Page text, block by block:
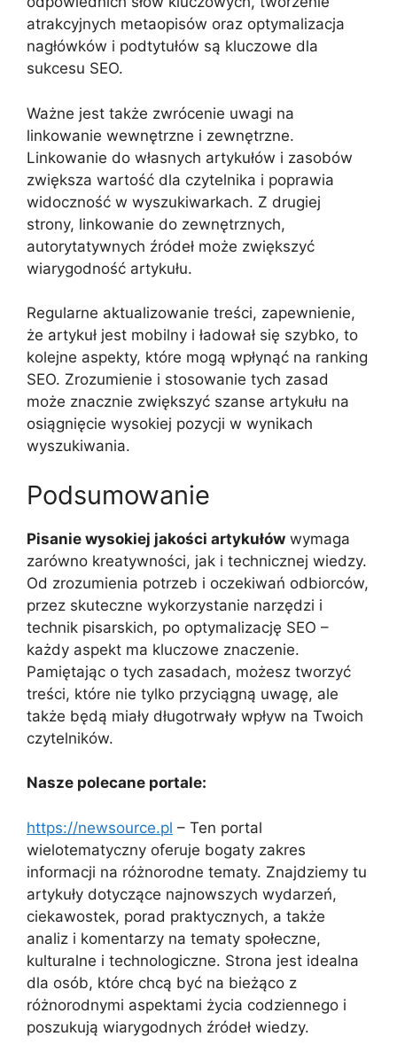
atrakcyjnych metaopisów oraz optymalizacja
nagłówków i podtytułów są kluczowe dla
sukcesu SEO.
Ważne jest także zwrócenie uwagi na
linkowanie wewnętrzne i zewnętrzne.
Linkowanie do własnych artykułów i zasobów
zwiększa wartość dla czytelnika i poprawia
widoczność w wyszukiwarkach. Z drugiej
strony, linkowanie do zewnętrznych,
autorytatywnych źródeł może zwiększyć
wiarygodność artykułu.
Regularne aktualizowanie treści, zapewnienie,
że artykuł jest mobilny i ładował się szybko, to
kolejne aspekty, które mogą wpłynąć na ranking
SEO. Zrozumienie i stosowanie tych zasad
może znacznie zwiększyć szanse artykułu na
osiągnięcie wysokiej pozycji w wynikach
wyszukiwania.
Podsumowanie
Pisanie wysokiej jakości artykułów wymaga
zarówno kreatywności, jak i technicznej wiedzy.
Od zrozumienia potrzeb i oczekiwań odbiorców,
przez skuteczne wykorzystanie narzędzi i
technik pisarskich, po optymalizację SEO –
każdy aspekt ma kluczowe znaczenie.
Pamiętając o tych zasadach, możesz tworzyć
treści, które nie tylko przyciągną uwagę, ale
także będą miały długotrwały wpływ na Twoich
czytelników.
Nasze polecane portale:
https://newsource.pl – Ten portal
wielotematyczny oferuje bogaty zakres
informacji na różnorodne tematy. Znajdziemy tu
artykuły dotyczące najnowszych wydarzeń,
ciekawostek, porad praktycznych, a także
analiz i komentarzy na tematy społeczne,
kulturalne i technologiczne. Strona jest idealna
dla osób, które chcą być na bieżąco z
różnorodnymi aspektami życia codziennego i
poszukują wiarygodnych źródeł wiedzy.